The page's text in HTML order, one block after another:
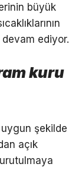
büyük
ediyor.
kuru
uygun şekilde
açık